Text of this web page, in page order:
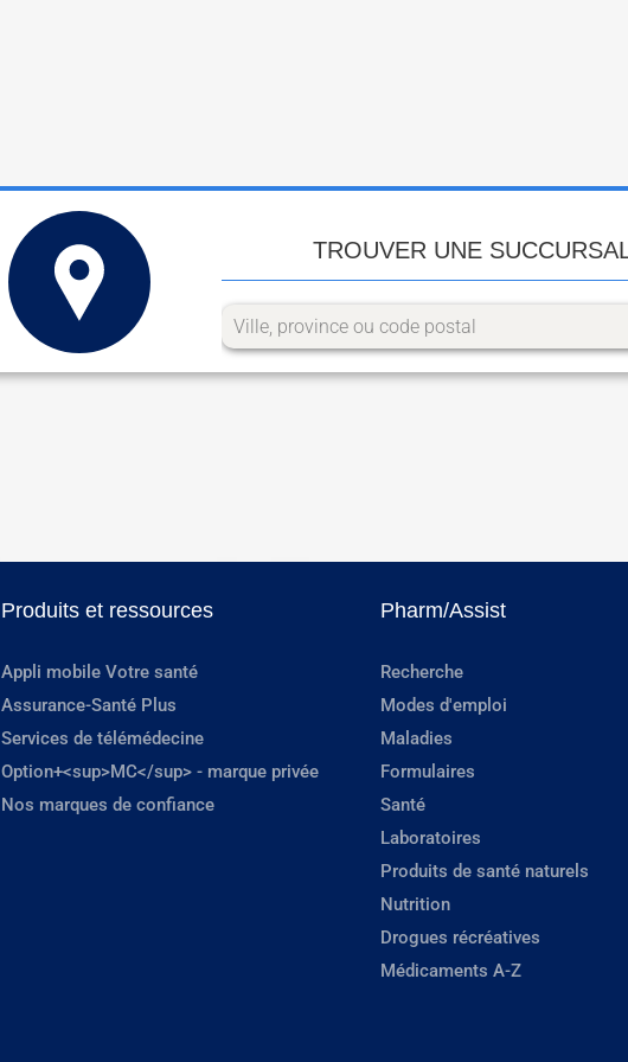
TROUVER UNE
Produits et ressources
Appli mobile Votre santé
Assurance-Santé Plus
Services de télémédecine
Option+<sup>MC</sup> - marque privée
Nos marques de confiance
Pharm/Assist
Recherche
Modes d'emploi
Maladies
Formulaires
Santé
Laboratoires
Produits de santé naturels
Nutrition
Drogues récréatives
Médicaments A-Z